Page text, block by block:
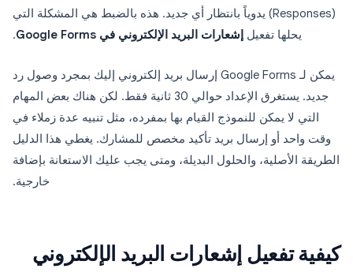
(Responses) يدوياً بانتظار أي جديد. هذه بالضبط هي المشكلة التي
يحلها تفعيل إشعارات البريد الإلكتروني في Google Forms .
يمكن لـ Google Forms إرسال بريد إلكتروني إليك بمجرد وصول رد
جديد. يستغرق الإعداد حوالي 30 ثانية فقط. لكن هناك بعض المهام
التي لا يمكن للنموذج القيام بها بمفرده، مثل تنبيه عدة زملاء في
وقت واحد أو إرسال بريد تأكيد مخصص للمشارك. يغطي هذا الدليل
الطريقة الأصلية، والحلول البديلة، ومتى يجب عليك الاستعانة بإضافة
خارجية.
كيفية تفعيل إشعارات البريد الإلكتروني